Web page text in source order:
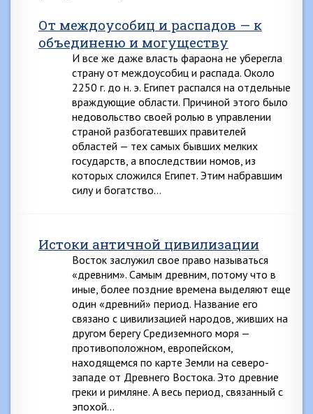
От междоусобиц и распадов — к
объединеню и могуществу
И все же даже власть фараона не уберегла
страну от междоусобиц и распада. Около
2250 г. до н. э. Египет распался на отдельные
враждующие области. Причиной этого было
недовольство своей ролью в управлении
страной разбогатевших правителей
областей — тех самых бывших мелких
государств, а впоследствии номов, из
которых сложился Египет. Этим набравшим
силу и богатство…
Истоки античной цивилизации
Восток заслужил свое право называться
«древним». Самым древним, потому что в
иные, более поздние времена выделяют еще
один «древний» период. Название его
связано с цивилизацией народов, живших на
другом берегу Средиземного моря —
противоположном, европейском,
находящемся по карте Земли на северо-
западе от Древнего Востока. Это древние
греки и римляне. А весь период, связанный с
эпохой…